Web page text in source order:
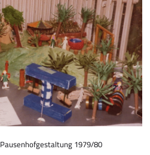
1979/80